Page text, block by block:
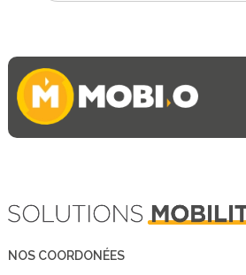
NOS COORDONÉES